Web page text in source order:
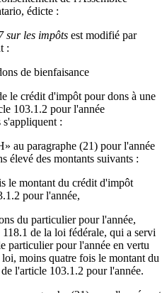
édicte :
sur les impôts est modifié par
:
de bienfaisance
le crédit d'impôt pour dons à une
103.1.2 pour l'année
s'appliquent :
au paragraphe (21) pour l'année
élevé des montants suivants :
du crédit d'impôt
pour l'année,
particulier pour l'année,
de la loi fédérale, qui a servi
particulier pour l'année en vertu
moins quatre fois le montant du
l'article 103.1.2 pour l'année.